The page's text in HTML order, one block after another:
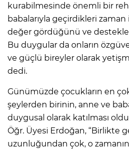
kurabilmesinde önemli bir
babalarıyla geçirdikleri
değer gördüğünü ve
Bu duygular da onların
ve güçlü bireyler olarak
dedi.
Günümüzde çocukların en
şeylerden birinin, anne ve
duygusal olarak katılması
Öğr. Üyesi Erdoğan, “Birlikte
uzunluğundan çok, o